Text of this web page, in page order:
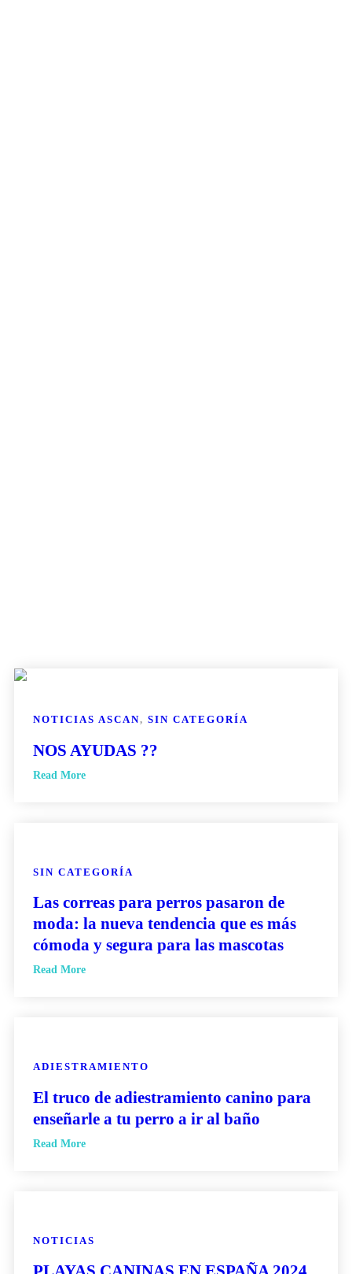
NOTICIAS ASCAN, SIN CATEGORÍA
NOS AYUDAS ??
Read More
SIN CATEGORÍA
Las correas para perros pasaron de
moda: la nueva tendencia que es más
cómoda y segura para las mascotas
Read More
ADIESTRAMIENTO
El truco de adiestramiento canino para
enseñarle a tu perro a ir al baño
Read More
NOTICIAS